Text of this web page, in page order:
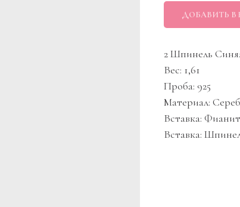
ДОБАВИТЬ В
2 Шпинель
Вес: 1,61
Проба: 925
Материал:
Вставка: Фианит
Вставка: